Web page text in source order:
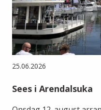
25.06.2026
Sees i Arendalsuka